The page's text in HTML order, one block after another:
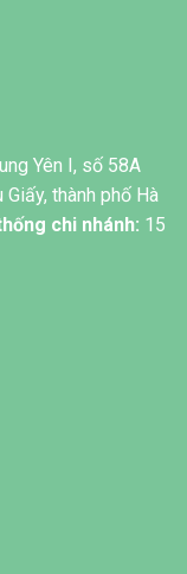
Yên I, số 58A
thành phố Hà
chi nhánh: 15